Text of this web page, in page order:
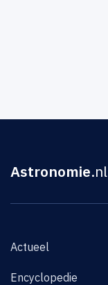
Astronomie.nl
Actueel
Encyclopedie